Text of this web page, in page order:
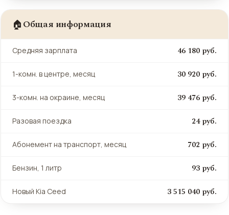
🏠 Общая информация
Средняя зарплата 46 180 руб.
1-комн. в центре, месяц 30 920 руб.
3-комн. на окраине, месяц 39 476 руб.
Разовая поездка 24 руб.
Абонемент на транспорт, месяц 702 руб.
Бензин, 1 литр 93 руб.
Новый Kia Ceed 3 515 040 руб.